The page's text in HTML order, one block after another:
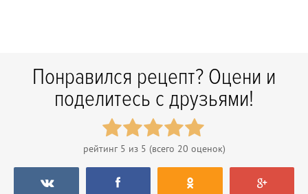
Понравился рецепт? Оцени и
поделитесь с друзьями!
рейтинг 5 из 5 (всего 20 оценок)